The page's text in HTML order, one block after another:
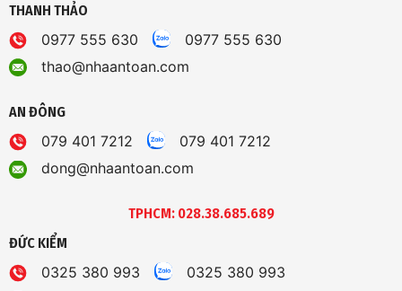
THANH THẢO
0977 555 630
0977 555 630
thao@nhaantoan.com
AN ĐÔNG
079 401 7212
079 401 7212
dong@nhaantoan.com
TPHCM: 028.38.685.689
ĐỨC KIỂM
0325 380 993
0325 380 993